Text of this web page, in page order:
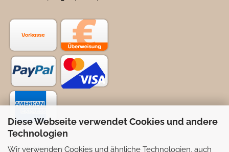
Diese Webseite verwendet Cookies und andere
Technologien
Wir verwenden Cookies und ähnliche Technologien, auch
Selbstabhollung möglich